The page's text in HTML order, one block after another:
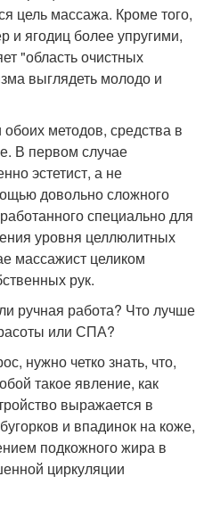
цель массажа. Кроме того,
ягодиц более упругими,
"область очистных
выглядеть молодо и
методов, средства в
В первом случае
эстетист, а не
довольно сложного
специально для
уровня целлюлитных
массажист целиком
рук.
ручная работа? Что лучше
или СПА?
нужно четко знать, что,
такое явление, как
выражается в
и впадинок на коже,
подкожного жира в
циркуляции